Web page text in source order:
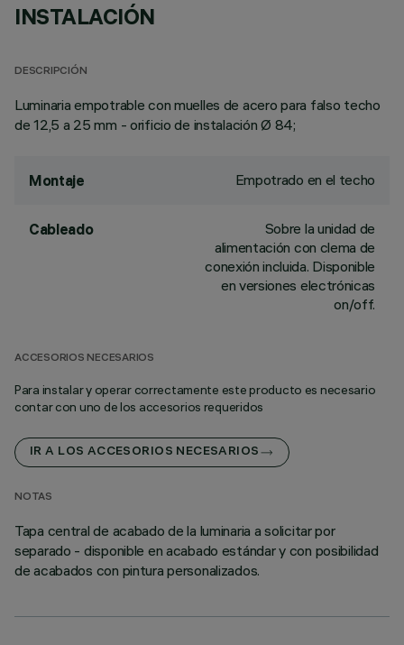
INSTALACIÓN
DESCRIPCIÓN
Luminaria empotrable con muelles de acero para falso techo
de 12,5 a 25 mm - orificio de instalación Ø 84;
Montaje Empotrado en el techo
Cableado
Sobre la unidad de
alimentación con clema de
conexión incluida. Disponible
en versiones electrónicas
on/off.
ACCESORIOS NECESARIOS
Para instalar y operar correctamente este producto es necesario
contar con uno de los accesorios requeridos
IR A LOS ACCESORIOS NECESARIOS
NOTAS
Tapa central de acabado de la luminaria a solicitar por
separado - disponible en acabado estándar y con posibilidad
de acabados con pintura personalizados.